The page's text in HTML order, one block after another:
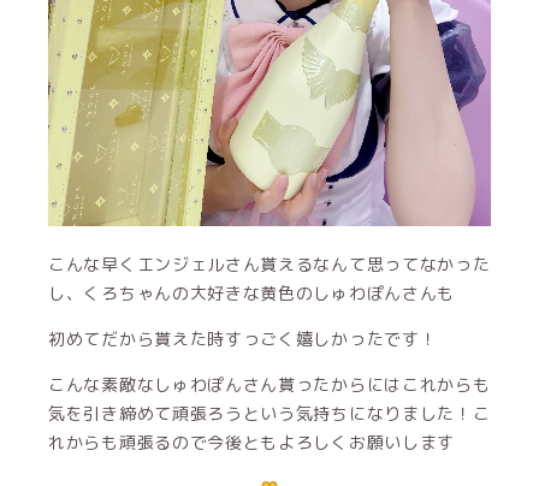
こんな早くエンジェルさん貰えるなんて思ってなかった
し、くろちゃんの大好きな黄色のしゅわぽんさんも
初めてだから貰えた時すっごく嬉しかったです！
こんな素敵なしゅわぽんさん貰ったからにはこれからも
気を引き締めて頑張ろうという気持ちになりました！こ
れからも頑張るので今後ともよろしくお願いします